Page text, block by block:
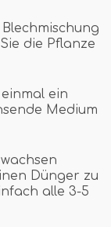
die Pflanze
ein
Medium
Dünger zu
alle 3-5